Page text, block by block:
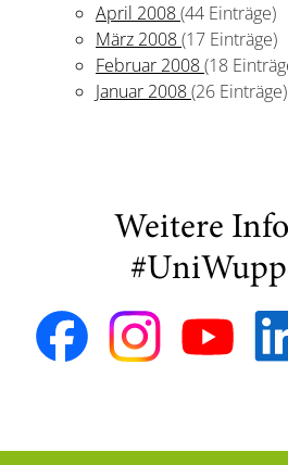
April 2008(44 Einträge)
März 2008(17 Einträge)
Februar 2008(18
Januar 2008(26 Einträge)
Weitere